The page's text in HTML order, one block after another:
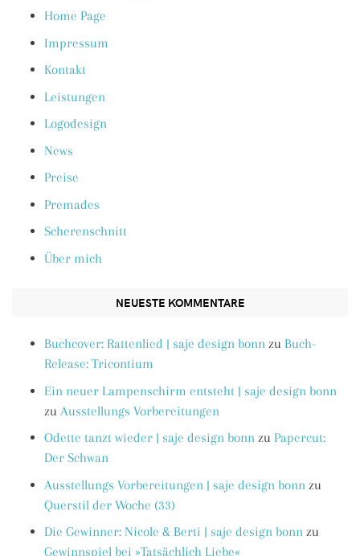
Home Page
Impressum
Kontakt
Leistungen
Logodesign
News
Preise
Premades
Scherenschnitt
Über mich
NEUESTE KOMMENTARE
Buchcover: Rattenlied | saje design bonn zu Buch-
Release: Tricontium
Ein neuer Lampenschirm entsteht | saje design bonn
zu Ausstellungs Vorbereitungen
Odette tanzt wieder | saje design bonn zu Papercut:
Der Schwan
Ausstellungs Vorbereitungen | saje design bonn zu
Querstil der Woche (33)
Die Gewinner: Nicole & Berti | saje design bonn zu
Gewinnspiel bei »Tatsächlich Liebe«